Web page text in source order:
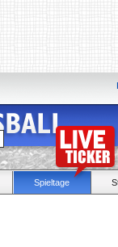
Spieltage